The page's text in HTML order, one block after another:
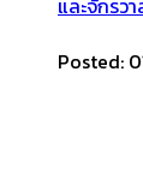
และจักรว
Posted: